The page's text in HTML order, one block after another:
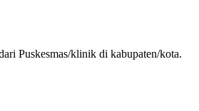
Puskesmas/klinik di kabupaten/kota.